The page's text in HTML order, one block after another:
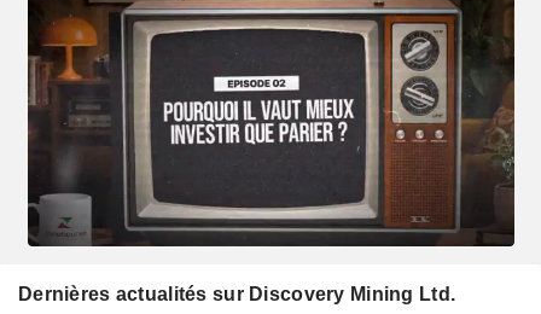
Dernières actualités sur Discovery Mining Ltd.